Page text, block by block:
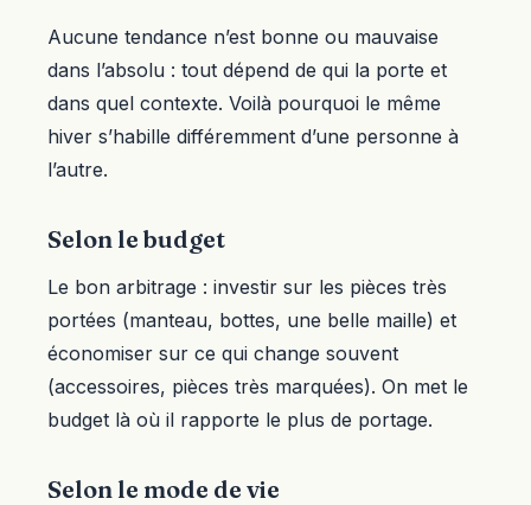
Aucune tendance n’est bonne ou mauvaise
dans l’absolu : tout dépend de qui la porte et
dans quel contexte. Voilà pourquoi le même
hiver s’habille différemment d’une personne à
l’autre.
Selon le budget
Le bon arbitrage : investir sur les pièces très
portées (manteau, bottes, une belle maille) et
économiser sur ce qui change souvent
(accessoires, pièces très marquées). On met le
budget là où il rapporte le plus de portage.
Selon le mode de vie